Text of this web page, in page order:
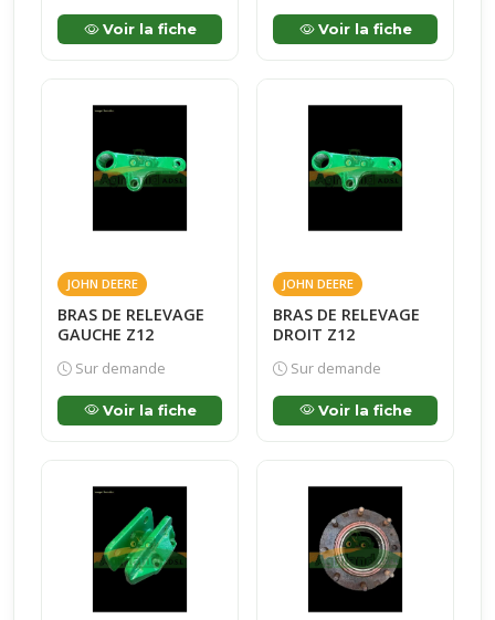
Voir la fiche Voir la fiche
JOHN DEERE
BRAS DE RELEVAGE
GAUCHE Z12
Sur demande
Voir la fiche
JOHN DEERE
BRAS DE RELEVAGE
DROIT Z12
Sur demande
Voir la fiche